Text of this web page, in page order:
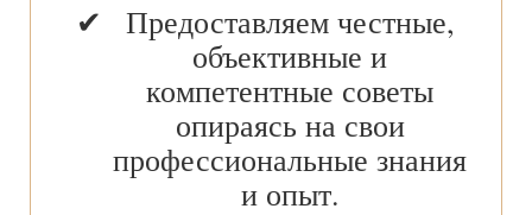
Предоставляем честные,
объективные и
компетентные советы
опираясь на свои
профессиональные знания
и опыт.